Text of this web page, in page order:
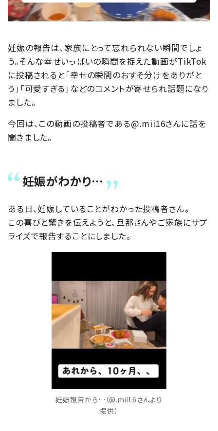
妊娠の報告は、家族にとって忘れられない瞬間でしょ
う。そんな幸せいっぱいの瞬間を捉えた動画がTikTok
に投稿されると「幸せの瞬間のおすそ分けをありがと
う」「可愛すぎる」などのコメントが寄せられ話題になり
ました。
今回は、この動画の投稿者である@.mii16さんに話を
聞きました。
妊娠がわかり…
ある日、妊娠していることがわかった投稿者さん。
この喜びと驚きを伝えようと、旦那さんやご家族にサプ
ライズで報告することにしました。
妊娠報告から…（@.mii16さんより
提供）